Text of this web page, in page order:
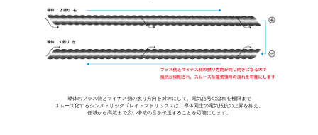
導体のプラス側とマイナス側の撚り方向を対称にして、電気信号の流れを極限まで
スムーズ化するシンメトリックブレイドマトリックスは、導体同士の電気抵抗の上昇を抑え、
低域から高域まで広い帯域の音を伝送することを可能にします。